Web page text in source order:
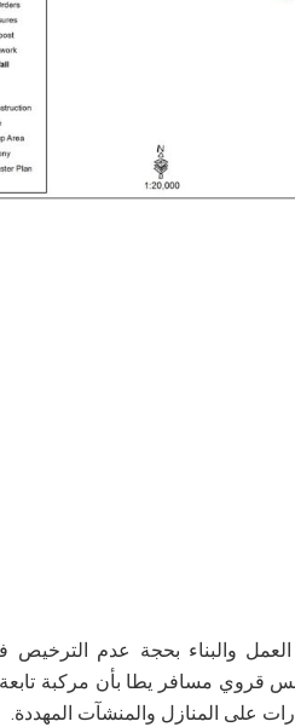
الإسرائيلي، بتاريخ 15/8/2017م، بوقف العمل والبناء بحجة
قروي مسافر يطا بأن مركبة